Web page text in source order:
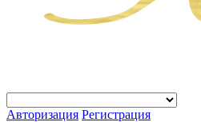
Авторизация Регистрация